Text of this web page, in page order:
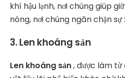
khí hậu lạnh, nơi chúng giúp
nóng, nơi chúng ngăn chặn
3. Len khoáng sản
Len khoáng sản, được làm từ